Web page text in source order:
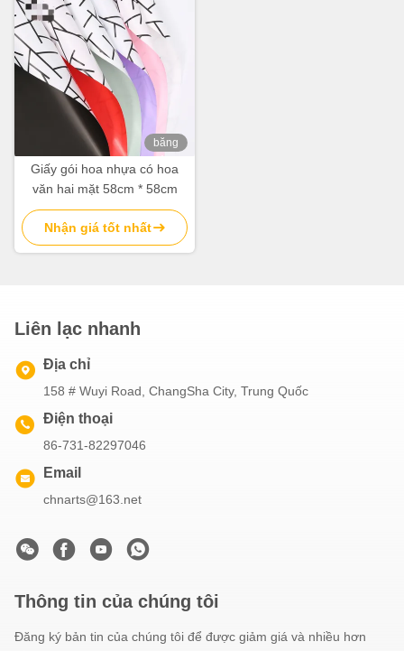
băng
Giấy gói hoa nhựa có hoa
văn hai mặt 58cm * 58cm
Nhận giá tốt nhất
Liên lạc nhanh
Địa chỉ
158 # Wuyi Road, ChangSha City, Trung Quốc
Điện thoại
86-731-82297046
Email
chnarts@163.net
Thông tin của chúng tôi
Đăng ký bản tin của chúng tôi để được giảm giá và nhiều hơn